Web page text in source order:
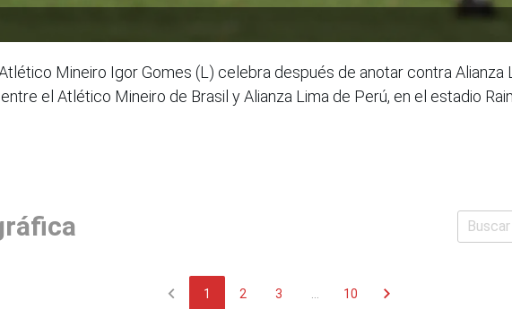
Mineiro Igor Gomes (L) celebra después de anotar contra Alianza
el Atlético Mineiro de Brasil y Alianza Lima de Perú, en el estadio
chevron_left 1 2 3 10 chevron_right